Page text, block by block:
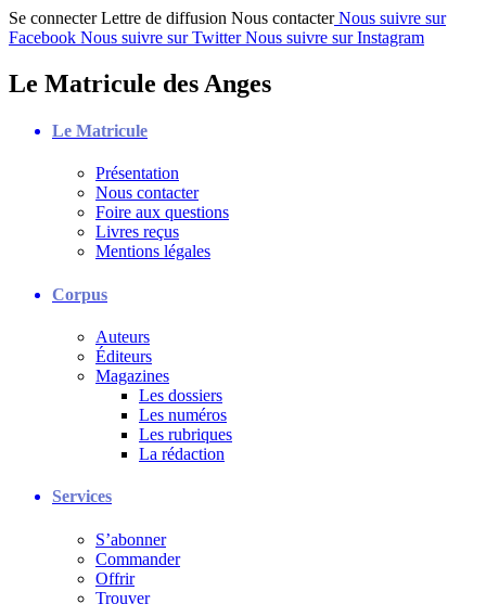
Se connecter Lettre de diffusion Nous contacter Nous suivre sur
Facebook Nous suivre sur Twitter Nous suivre sur Instagram
Le Matricule des Anges
Le Matricule
Présentation
Nous contacter
Foire aux questions
Livres reçus
Mentions légales
Corpus
Auteurs
Éditeurs
Magazines
Les dossiers
Les numéros
Les rubriques
La rédaction
Services
S’abonner
Commander
Offrir
Trouver